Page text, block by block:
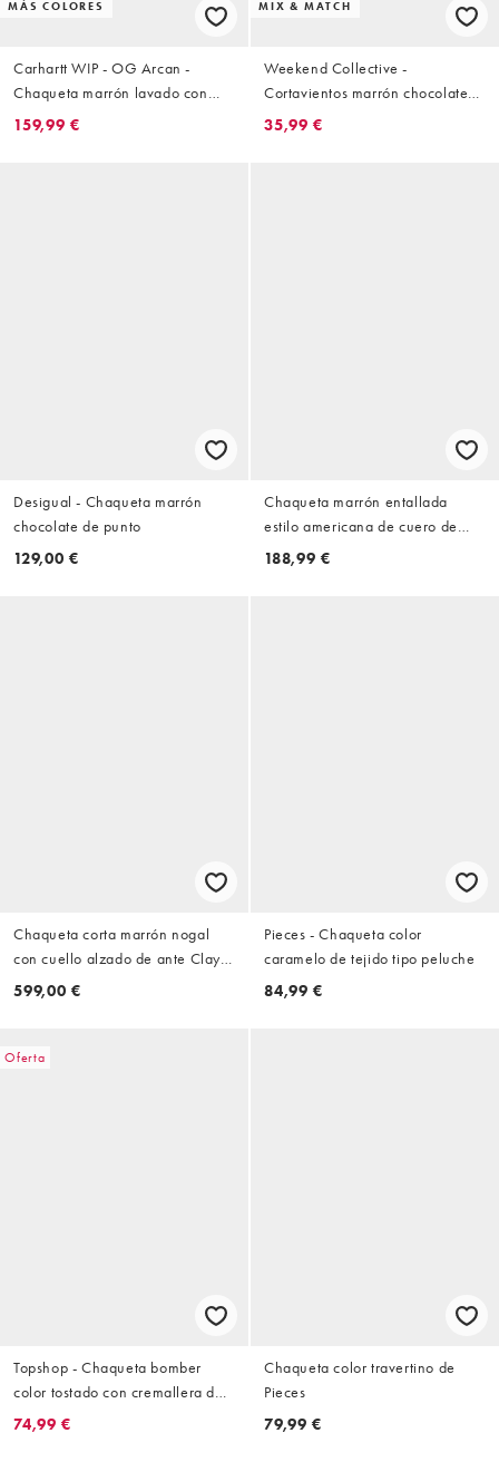
MÁS COLORES
Carhartt WIP - OG Arcan -
Chaqueta marrón lavado con
cremallera doble
159,99 €
MIX & MATCH
Weekend Collective -
Cortavientos marrón chocolate
con cuello alzado de nailon
35,99 €
Desigual - Chaqueta marrón
chocolate de punto
129,00 €
Chaqueta marrón entallada
estilo americana de cuero de
Urbancode
188,99 €
Chaqueta corta marrón nogal
con cuello alzado de ante Clay
de AllSaints
599,00 €
Pieces - Chaqueta color
caramelo de tejido tipo peluche
84,99 €
Oferta
Topshop - Chaqueta bomber
color tostado con cremallera de
antelina
74,99 €
Chaqueta color travertino de
Pieces
79,99 €